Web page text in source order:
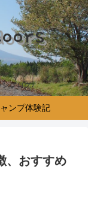
ンブログ♪
ンプ体験記
、おすすめ